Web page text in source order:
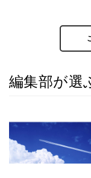
編集部が選